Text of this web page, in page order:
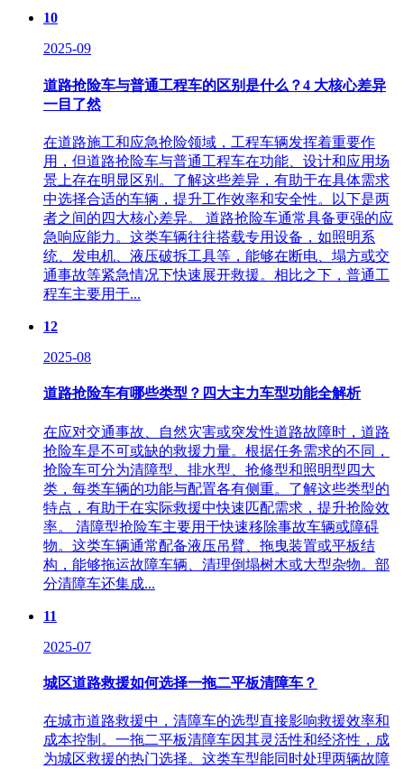
10
2025-09
道路抢险车与普通工程车的区别是什么？4 大核心差异
一目了然
在道路施工和应急抢险领域，工程车辆发挥着重要作
用，但道路抢险车与普通工程车在功能、设计和应用场
景上存在明显区别。了解这些差异，有助于在具体需求
中选择合适的车辆，提升工作效率和安全性。以下是两
者之间的四大核心差异。 道路抢险车通常具备更强的应
急响应能力。这类车辆往往搭载专用设备，如照明系
统、发电机、液压破拆工具等，能够在断电、塌方或交
通事故等紧急情况下快速展开救援。相比之下，普通工
程车主要用于...
12
2025-08
道路抢险车有哪些类型？四大主力车型功能全解析
在应对交通事故、自然灾害或突发性道路故障时，道路
抢险车是不可或缺的救援力量。根据任务需求的不同，
抢险车可分为清障型、排水型、抢修型和照明型四大
类，每类车辆的功能与配置各有侧重。了解这些类型的
特点，有助于在实际救援中快速匹配需求，提升抢险效
率。 清障型抢险车主要用于快速移除事故车辆或障碍
物。这类车辆通常配备液压吊臂、拖曳装置或平板结
构，能够拖运故障车辆、清理倒塌树木或大型杂物。部
分清障车还集成...
11
2025-07
城区道路救援如何选择一拖二平板清障车？
在城市道路救援中，清障车的选型直接影响救援效率和
成本控制。一拖二平板清障车因其灵活性和经济性，成
为城区救援的热门选择。这类车型能同时处理两辆故障